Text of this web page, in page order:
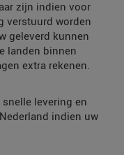
zijn indien voor
verstuurd worden
geleverd kunnen
landen binnen
extra rekenen.
levering en
indien uw